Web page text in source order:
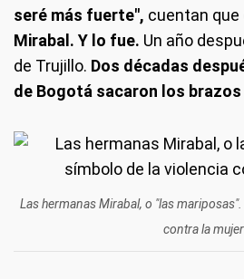
seré más fuerte", cuentan que
Mirabal. Y lo fue. Un año
de Trujillo. Dos décadas
de Bogotá sacaron los
Las hermanas Mirabal, o "las
contra la mujer